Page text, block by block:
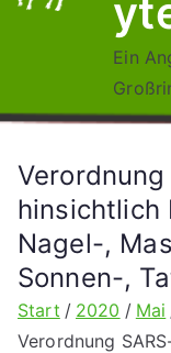
Ein
Verordnung
hinsichtlich
Nagel-,
Sonnen-,
Start 2020 Mai
Verordnung